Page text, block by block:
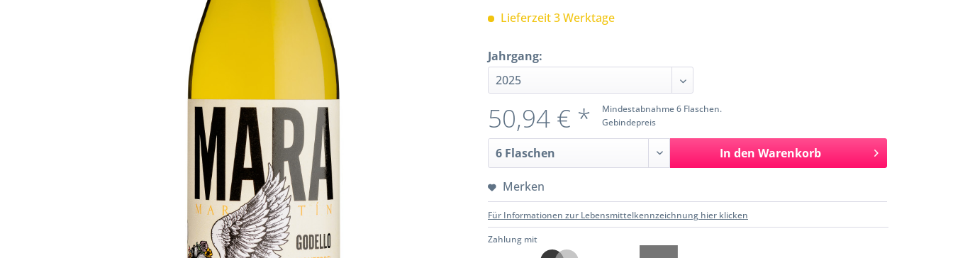
Lieferzeit 3 Werktage
Jahrgang:
Mindestabnahme 6 Flaschen.
Gebindepreis
50,94 € *
In den Warenkorb
Merken
Für Informationen zur Lebensmittelkennzeichnung hier klicken
Zahlung mit